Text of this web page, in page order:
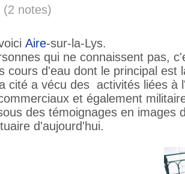
(2 notes)
Aire-sur-la-Lys.
qui ne connaissent pas,
cours d'eau dont le principal est
cité a vécu des activités liées à
et également
des témoignages en images
d'aujourd'hui.